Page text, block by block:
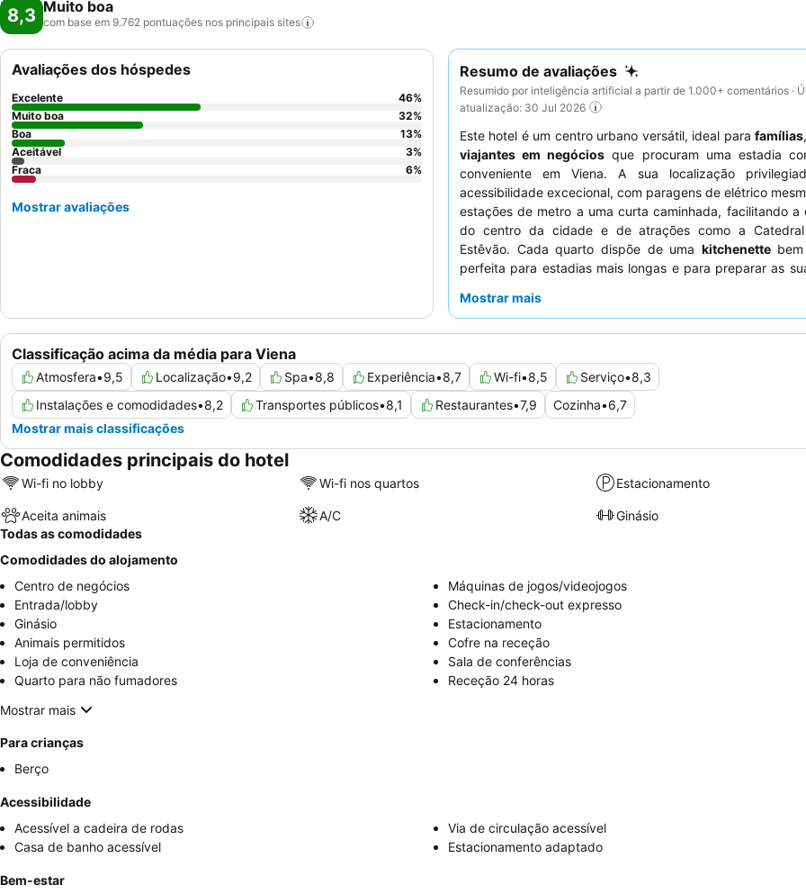
8,3 Muito boa
com base em 9.762 pontuações nos principais sites
Resumo de avaliações
Resumido por inteligência artificial a partir de 1.000+ comentários ·
atualização: 30 Jul 2026
Este hotel é um centro urbano versátil, ideal parafamílias,
viajantes em negócios que procuram uma estadia
conveniente em Viena. A sua localização
acessibilidade excecional, com paragens de elétrico
estações de metro a uma curta caminhada, facilitando a
do centro da cidade e de atrações como a
Estêvão. Cada quarto dispõe de uma kitchenettebem
perfeita para estadias mais longas e para preparar as
relaxamento e fitness. Os hóspedes elogiam
delicioso strudel de maçã. Para uma experiência mais
hóspedes podem preferir quartos virados para o jardim.
Mostrar mais
Classificação acima da média para Viena
Atmosfera•9,5 Localização•9,2 Spa•8,8 Experiência•8,7 Wi-fi•8,5 Serviço•8,3
Instalações e comodidades•8,2 Transportes públicos•8,1 Restaurantes•7,9 Cozinha•6,7
Mostrar mais classificações
Avaliações dos hóspedes
Excelente 46%
Muito boa
32%
Boa
13%
Aceitável
3%
Fraca
6%
Mostrar avaliações
Comodidades principais do hotel
Wi-fi no lobby Wi-fi nos quartos Estacionamento
Aceita animais A/C
Ginásio
Todas as comodidades
Comodidades do alojamento
Centro de negócios
Máquinas de jogos/videojogos
Entrada/lobby
Check-in/check-out expresso
Ginásio
Estacionamento
Animais permitidos
Cofre na receção
Loja de conveniência
Sala de conferências
Quarto para não fumadores
Receção 24 horas
Mostrar mais
Para crianças
Berço
Acessibilidade
Acessível a cadeira de rodas
Via de circulação acessível
Casa de banho acessível
Estacionamento adaptado
Bem-estar